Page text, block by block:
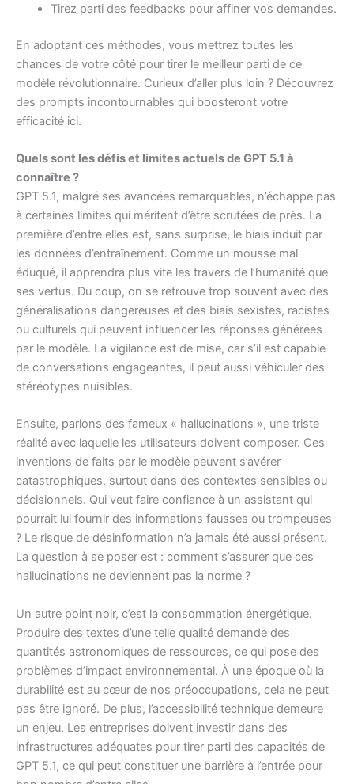
Tirez parti des feedbacks pour affiner vos demandes.
En adoptant ces méthodes, vous mettrez toutes les
chances de votre côté pour tirer le meilleur parti de ce
modèle révolutionnaire. Curieux d’aller plus loin ? Découvrez
des prompts incontournables qui boosteront votre
efficacité ici.
Quels sont les défis et limites actuels de GPT 5.1 à
connaître ?
GPT 5.1, malgré ses avancées remarquables, n’échappe pas
à certaines limites qui méritent d’être scrutées de près. La
première d’entre elles est, sans surprise, le biais induit par
les données d’entraînement. Comme un mousse mal
éduqué, il apprendra plus vite les travers de l’humanité que
ses vertus. Du coup, on se retrouve trop souvent avec des
généralisations dangereuses et des biais sexistes, racistes
ou culturels qui peuvent influencer les réponses générées
par le modèle. La vigilance est de mise, car s’il est capable
de conversations engageantes, il peut aussi véhiculer des
stéréotypes nuisibles.
Ensuite, parlons des fameux « hallucinations », une triste
réalité avec laquelle les utilisateurs doivent composer. Ces
inventions de faits par le modèle peuvent s’avérer
catastrophiques, surtout dans des contextes sensibles ou
décisionnels. Qui veut faire confiance à un assistant qui
pourrait lui fournir des informations fausses ou trompeuses
? Le risque de désinformation n’a jamais été aussi présent.
La question à se poser est : comment s’assurer que ces
hallucinations ne deviennent pas la norme ?
Un autre point noir, c’est la consommation énergétique.
Produire des textes d’une telle qualité demande des
quantités astronomiques de ressources, ce qui pose des
problèmes d’impact environnemental. À une époque où la
durabilité est au cœur de nos préoccupations, cela ne peut
pas être ignoré. De plus, l’accessibilité technique demeure
un enjeu. Les entreprises doivent investir dans des
infrastructures adéquates pour tirer parti des capacités de
GPT 5.1, ce qui peut constituer une barrière à l’entrée pour